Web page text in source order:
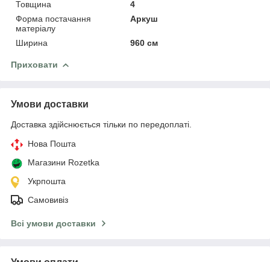
Товщина
4
Форма постачання
матеріалу
Аркуш
Ширина 960 см
Приховати
Умови доставки
Доставка здійснюється тільки по передоплаті.
Нова Пошта
Магазини Rozetka
Укрпошта
Самовивіз
Всі умови доставки